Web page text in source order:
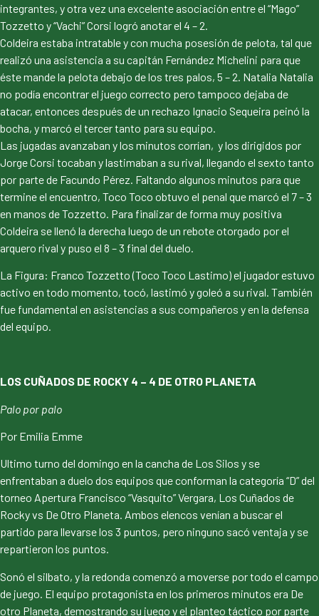
integrantes, y otra vez una excelente asociación entre el “Mago”
Tozzetto y “Vachi” Corsi logró anotar el 4 – 2.
Coldeira estaba intratable y con mucha posesión de pelota, tal que
realizó una asistencia a su capitán Fernández Michelini para que
éste mande la pelota debajo de los tres palos, 5 – 2. Natalia Natalia
no podía encontrar el juego correcto pero tampoco dejaba de
atacar, entonces después de un rechazo Ignacio Sequeira peinó la
bocha, y marcó el tercer tanto para su equipo.
Las jugadas avanzaban y los minutos corrían, y los dirigidos por
Jorge Corsi tocaban y lastimaban a su rival, llegando el sexto tanto
por parte de Facundo Pérez. Faltando algunos minutos para que
termine el encuentro, Toco Toco obtuvo el penal que marcó el 7 – 3
en manos de Tozzetto. Para finalizar de forma muy positiva
Coldeira se llenó la derecha luego de un rebote otorgado por el
arquero rival y puso el 8 – 3 final del duelo.
La Figura: Franco Tozzetto (Toco Toco Lastimo) el jugador estuvo
activo en todo momento, tocó, lastimó y goleó a su rival. También
fue fundamental en asistencias a sus compañeros y en la defensa
del equipo.
LOS CUÑADOS DE ROCKY 4 – 4 DE OTRO PLANETA
Palo por palo
Por Emilia Emme
Ultimo turno del domingo en la cancha de Los Silos y se
enfrentaban a duelo dos equipos que conforman la categoría “D” del
torneo Apertura Francisco “Vasquito” Vergara, Los Cuñados de
Rocky vs De Otro Planeta. Ambos elencos venían a buscar el
partido para llevarse los 3 puntos, pero ninguno sacó ventaja y se
repartieron los puntos.
Sonó el silbato, y la redonda comenzó a moverse por todo el campo
de juego. El equipo protagonista en los primeros minutos era De
otro Planeta, demostrando su juego y el planteo táctico por parte